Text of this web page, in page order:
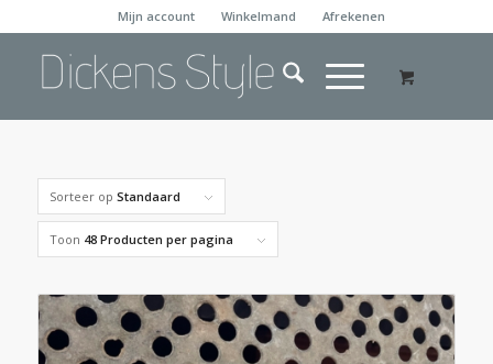
Mijn account Winkelmand Afrekenen
Sorteer op Standaard
Toon 48 Producten per pagina